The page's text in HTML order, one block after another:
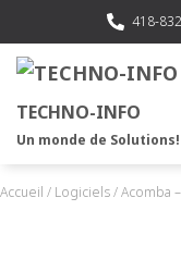
418-
TECHNO-INFO
Un monde de Solutions!
Accueil / Logiciels/ Acomba